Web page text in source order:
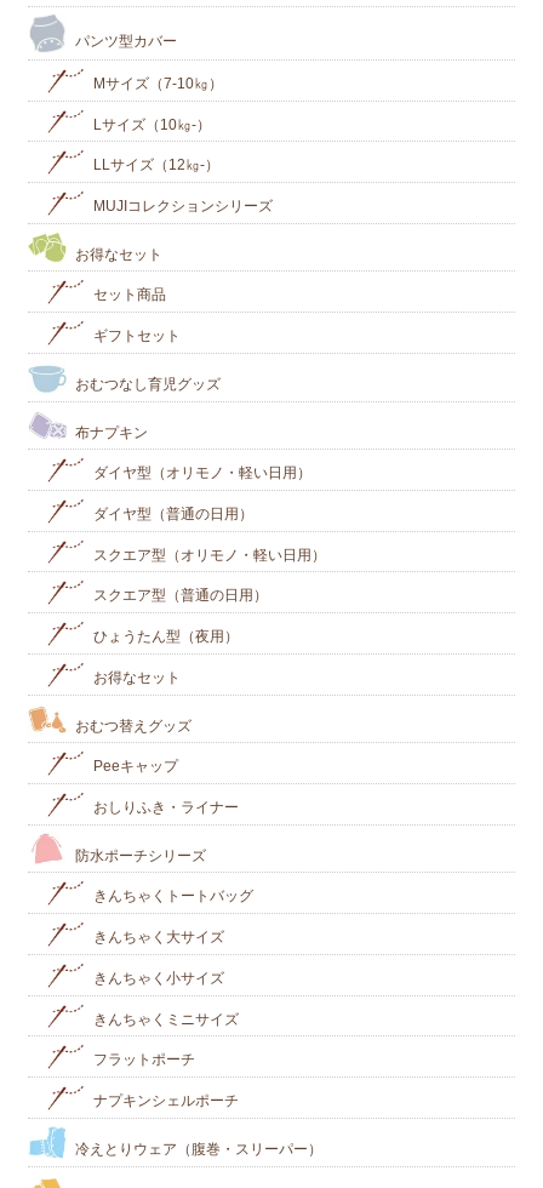
パンツ型カバー
Mサイズ（7-10㎏）
Lサイズ（10㎏-）
LLサイズ（12㎏-）
MUJIコレクションシリーズ
お得なセット
セット商品
ギフトセット
おむつなし育児グッズ
布ナプキン
ダイヤ型（オリモノ・軽い日用）
ダイヤ型（普通の日用）
スクエア型（オリモノ・軽い日用）
スクエア型（普通の日用）
ひょうたん型（夜用）
お得なセット
おむつ替えグッズ
Peeキャップ
おしりふき・ライナー
防水ポーチシリーズ
きんちゃくトートバッグ
きんちゃく大サイズ
きんちゃく小サイズ
きんちゃくミニサイズ
フラットポーチ
ナプキンシェルポーチ
冷えとりウェア（腹巻・スリーパー）